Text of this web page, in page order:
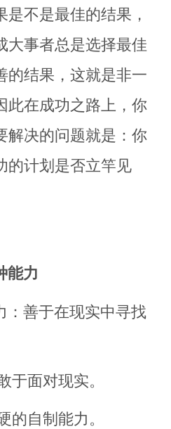
不是最佳的结果，
大事者总是选择最佳
的结果，这就是非一
此在成功之路上，你
解决的问题就是：你
的计划是否立竿见
能力
：善于在现实中寻找
面对现实。
自制能力。